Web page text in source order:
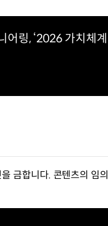
어링, ‘2026 가치체
금합니다. 콘텐츠의